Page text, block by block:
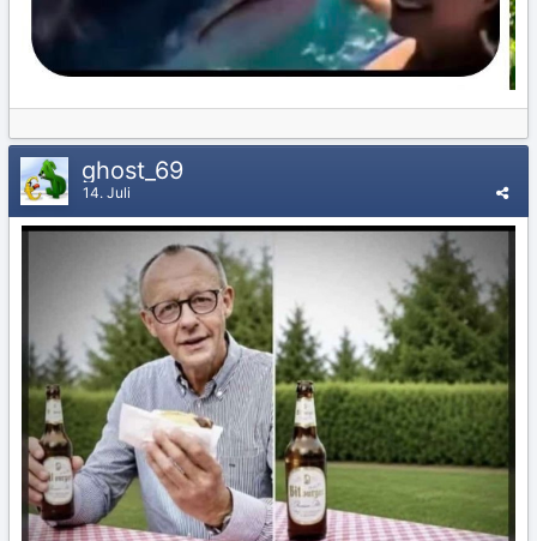
ghost_69
14. Juli